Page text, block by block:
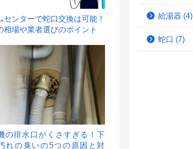
センターで蛇口交換は可能！
相場や業者選びのポイント
の排水口がくさすぎる！下
れの臭いの5つの原因と対
給湯器 (4)
蛇口 (7)